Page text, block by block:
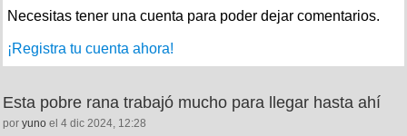
Necesitas tener una cuenta para poder dejar comentarios.
¡Registra tu cuenta ahora!
Esta pobre rana trabajó mucho para llegar hasta ahí
por yuno el 4 dic 2024, 12:28